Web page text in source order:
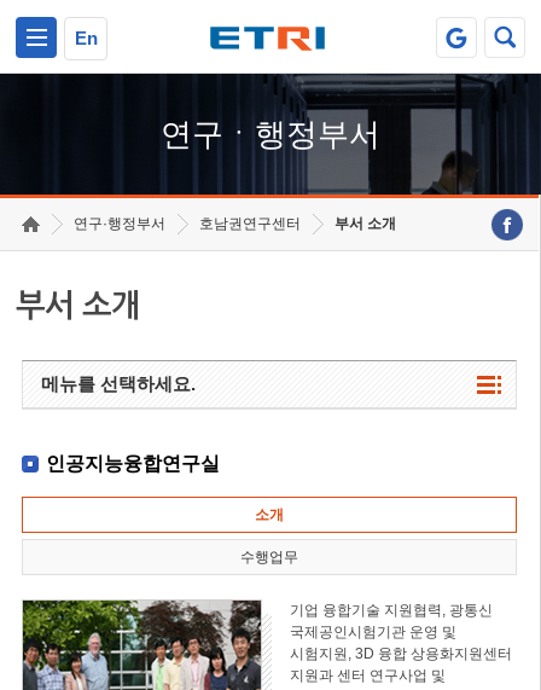
En
연구ㆍ행정부서
연구·행정부서 호남권연구센터 부서 소개
부서 소개
메뉴를 선택하세요.
인공지능융합연구실
소개
수행업무
기업 융합기술 지원협력, 광통신
국제공인시험기관 운영 및
시험지원, 3D 융합 상용화지원센터
지원과 센터 연구사업 및